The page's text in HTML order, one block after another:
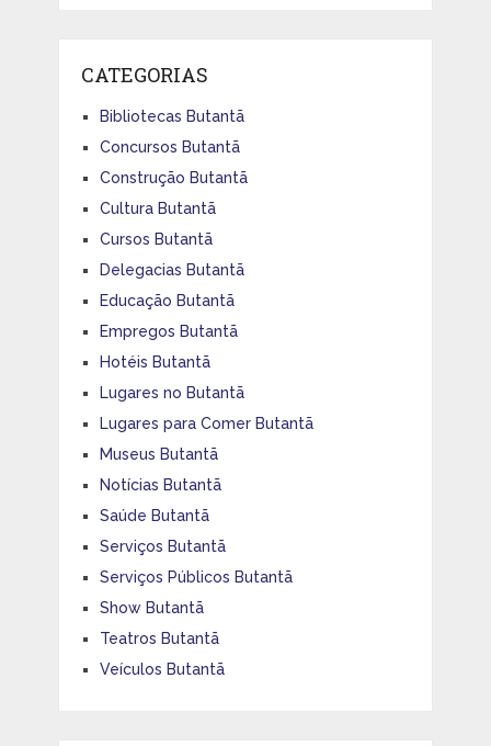
CATEGORIAS
Bibliotecas Butantã
Concursos Butantã
Construção Butantã
Cultura Butantã
Cursos Butantã
Delegacias Butantã
Educação Butantã
Empregos Butantã
Hotéis Butantã
Lugares no Butantã
Lugares para Comer Butantã
Museus Butantã
Notícias Butantã
Saúde Butantã
Serviços Butantã
Serviços Públicos Butantã
Show Butantã
Teatros Butantã
Veículos Butantã